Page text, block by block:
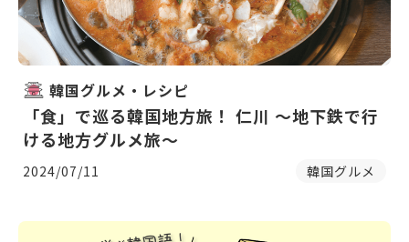
韓国グルメ・レシピ
「食」で巡る韓国地方旅！ 仁川 〜地下鉄で行
ける地方グルメ旅〜
2024/07/11 韓国グルメ